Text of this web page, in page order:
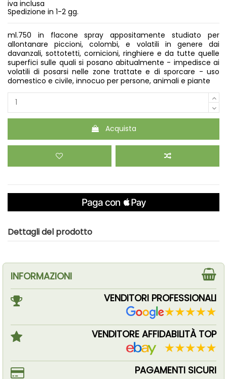
iva inclusa
Spedizione in 1-2 gg.
ml.750 in flacone spray appositamente studiato per
allontanare piccioni, colombi, e volatili in genere dai
davanzali, sottotetti, cornicioni, ringhiere e da tutte quelle
superfici sulle quali si posano abitualmente - impedisce ai
volatili di posarsi nelle zone trattate e di sporcare - uso
domestico e civile, innocuo per persone, animali e piante
Acquista
Dettagli del prodotto
INFORMAZIONI
VENDITORI PROFESSIONALI
VENDITORE AFFIDABILITÀ TOP
PAGAMENTI SICURI